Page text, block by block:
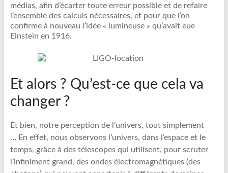
médias, afin d’écarter toute erreur possible et de refaire
l’ensemble des calculs nécessaires, et pour que l’on
confirme à nouveau l’idée « lumineuse » qu’avait eue
Einstein en 1916.
Et alors ? Qu’est-ce que cela va
changer ?
Et bien, notre perception de l’univers, tout simplement
… En effet, nous observons l’univers, dans l’espace et le
temps, grâce à des télescopes qui utilisent, pour scruter
l’infiniment grand, des ondes électromagnétiques (des